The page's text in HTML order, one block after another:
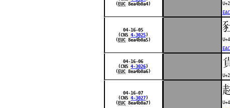
( EUC 8ea4b0a4)
04-16-05
(CNS4-3025 )
( EUC 8ea4b0a5)
04-16-06
(CNS4-3026 )
( EUC 8ea4b0a6)
04-16-07
(CNS4-3027 )
( EUC 8ea4b0a7)